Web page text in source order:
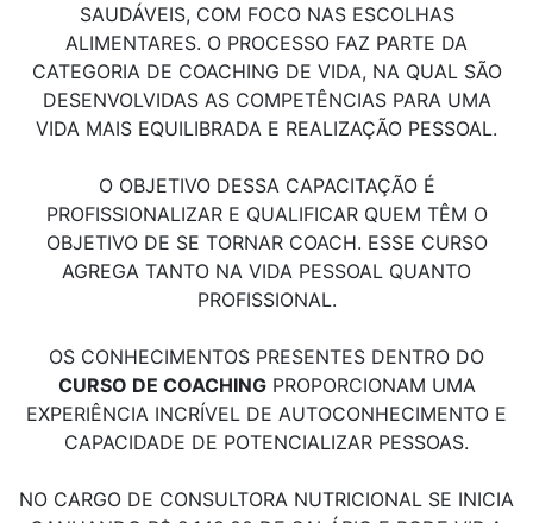
SAUDÁVEIS, COM FOCO NAS ESCOLHAS
ALIMENTARES. O PROCESSO FAZ PARTE DA
CATEGORIA DE COACHING DE VIDA, NA QUAL SÃO
DESENVOLVIDAS AS COMPETÊNCIAS PARA UMA
VIDA MAIS EQUILIBRADA E REALIZAÇÃO PESSOAL.
O OBJETIVO DESSA CAPACITAÇÃO É
PROFISSIONALIZAR E QUALIFICAR QUEM TÊM O
OBJETIVO DE SE TORNAR COACH. ESSE CURSO
AGREGA TANTO NA VIDA PESSOAL QUANTO
PROFISSIONAL.
OS CONHECIMENTOS PRESENTES DENTRO DO
CURSO DE COACHINGPROPORCIONAM UMA
EXPERIÊNCIA INCRÍVEL DE AUTOCONHECIMENTO E
CAPACIDADE DE POTENCIALIZAR PESSOAS.
NO CARGO DE CONSULTORA NUTRICIONAL SE INICIA